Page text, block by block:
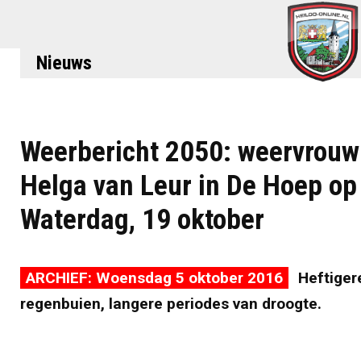
Nieuws
Weerbericht 2050: weervrouw
Helga van Leur in De Hoep op
Waterdag, 19 oktober
ARCHIEF: Woensdag 5 oktober 2016
regenbuien, langere periodes van droogte.